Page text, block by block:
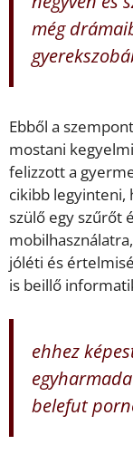
még
Ebből a
mostani
felizzott a
cikibb legyinteni,
szülő egy szűrőt
jóléti és
is beillő
ehhez
belefut